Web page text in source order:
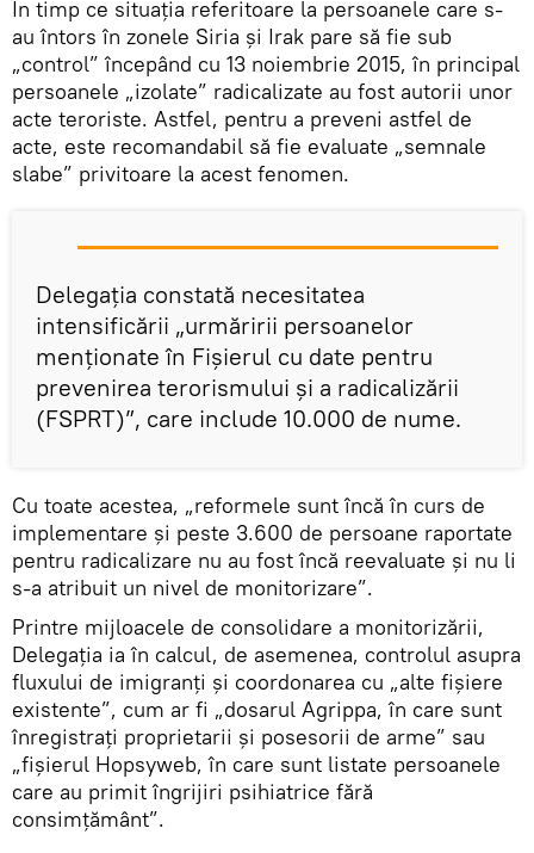
În timp ce situația referitoare la persoanele care s-
au întors în zonele Siria şi Irak pare să fie sub
„control” începând cu 13 noiembrie 2015, în principal
persoanele „izolate” radicalizate au fost autorii unor
acte teroriste. Astfel, pentru a preveni astfel de
acte, este recomandabil să fie evaluate „semnale
slabe” privitoare la acest fenomen.
Delegația constată necesitatea
intensificării „urmăririi persoanelor
menţionate în Fişierul cu date pentru
prevenirea terorismului şi a radicalizării
(FSPRT)”, care include 10.000 de nume.
Cu toate acestea, „reformele sunt încă în curs de
implementare şi peste 3.600 de persoane raportate
pentru radicalizare nu au fost încă reevaluate și nu li
s-a atribuit un nivel de monitorizare”.
Printre mijloacele de consolidare a monitorizării,
Delegația ia în calcul, de asemenea, controlul asupra
fluxului de imigranţi și coordonarea cu „alte fișiere
existente”, cum ar fi „dosarul Agrippa, în care sunt
înregistraţi proprietarii și posesorii de arme” sau
„fișierul Hopsyweb, în care sunt listate persoanele
care au primit îngrijiri psihiatrice fără
consimțământ”.